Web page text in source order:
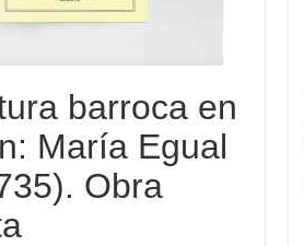
barroca en
María Egual
Obra